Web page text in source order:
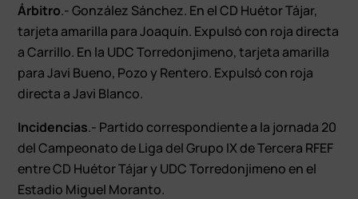
Árbitro.- González Sánchez. En el CD Huétor Tájar,
tarjeta amarilla para Joaquín. Expulsó con roja directa
a Carrillo. En la UDC Torredonjimeno, tarjeta amarilla
para Javi Bueno, Pozo y Rentero. Expulsó con roja
directa a Javi Blanco.
Incidencias.- Partido correspondiente a la jornada 20
del Campeonato de Liga del Grupo IX de Tercera RFEF
entre CD Huétor Tájar y UDC Torredonjimeno en el
Estadio Miguel Moranto.